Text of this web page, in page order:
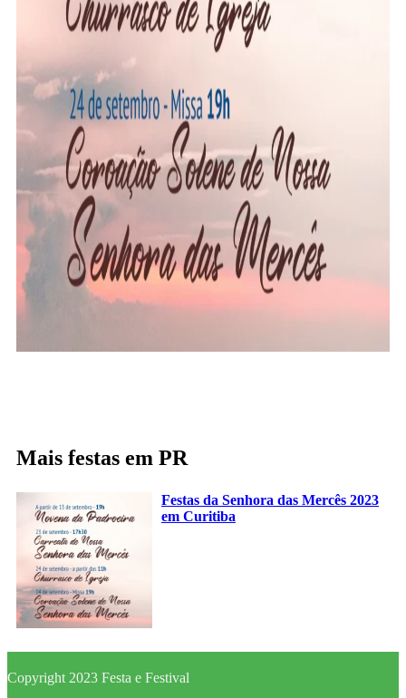
Mais festas em PR
Festas da Senhora das Mercês 2023
em Curitiba
Copyright 2023 Festa e Festival